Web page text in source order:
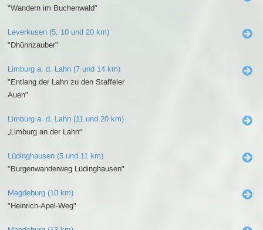
"Wandern im Buchenwald"
Leverkusen (5, 10 und 20 km)
"Dhünnzauber"
Limburg a. d. Lahn (7 und 14 km)
"Entlang der Lahn zu den Staffeler
Auen"
Limburg a. d. Lahn (11 und 20 km)
„Limburg an der Lahn“
Lüdinghausen (5 und 11 km)
"Burgenwanderweg Lüdinghausen"
Magdeburg (10 km)
"Heinrich-Apel-Weg"